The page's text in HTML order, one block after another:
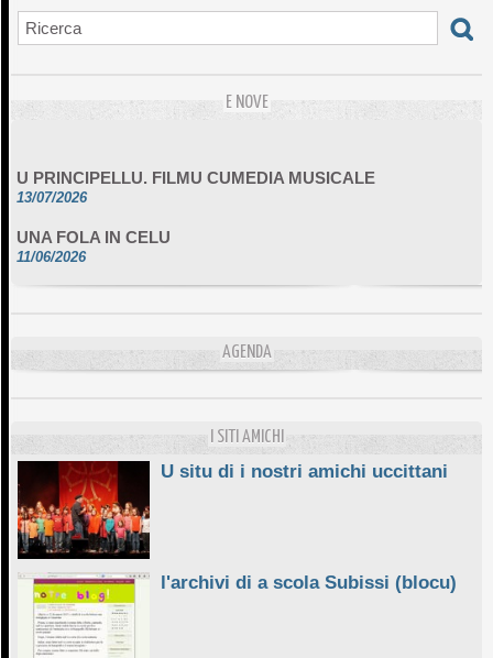
E NOVE
13/07/2026
11/06/2026
DA SCIMULÌ
10/06/2026
AGENDA
I SITI AMICHI
U situ di i nostri amichi uccittani
l'archivi di a scola Subissi (blocu)